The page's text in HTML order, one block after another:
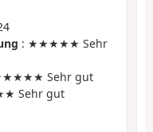
: ★★★★★ Sehr
Sehr gut
Sehr gut